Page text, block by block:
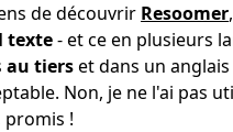
de découvrir Resoomer
texte- et ce en plusieurs
au tierset dans un
Non, je ne l'ai pas
promis !